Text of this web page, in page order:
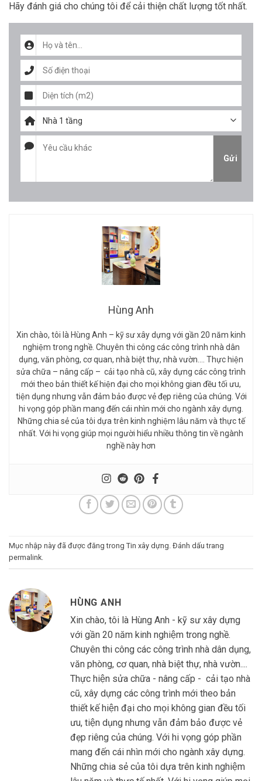
Hãy đánh giá cho chúng tôi để cải thiện chất lượng tốt nhất.
Hùng Anh
Xin chào, tôi là Hùng Anh – kỹ sư xây dựng với gần 20 năm kinh
nghiệm trong nghề. Chuyên thi công các công trình nhà dân
dụng, văn phòng, cơ quan, nhà biệt thự, nhà vườn…. Thực hiện
sửa chữa – nâng cấp – cải tạo nhà cũ, xây dựng các công trình
mới theo bản thiết kế hiện đại cho mọi không gian đều tối ưu,
tiện dụng nhưng vẫn đảm bảo được vẻ đẹp riêng của chúng. Với
hi vọng góp phần mang đến cái nhìn mới cho ngành xây dựng.
Những chia sẻ của tôi dựa trên kinh nghiệm lâu năm và thực tế
nhất. Với hi vọng giúp mọi người hiểu nhiều thông tin về ngành
nghề này hơn
Mục nhập này đã được đăng trong Tin xây dựng. Đánh dấu trang
permalink.
HÙNG ANH
Xin chào, tôi là Hùng Anh - kỹ sư xây dựng
với gần 20 năm kinh nghiệm trong nghề.
Chuyên thi công các công trình nhà dân dụng,
văn phòng, cơ quan, nhà biệt thự, nhà vườn....
Thực hiện sửa chữa - nâng cấp - cải tạo nhà
cũ, xây dựng các công trình mới theo bản
thiết kế hiện đại cho mọi không gian đều tối
ưu, tiện dụng nhưng vẫn đảm bảo được vẻ
đẹp riêng của chúng. Với hi vọng góp phần
mang đến cái nhìn mới cho ngành xây dựng.
Những chia sẻ của tôi dựa trên kinh nghiệm